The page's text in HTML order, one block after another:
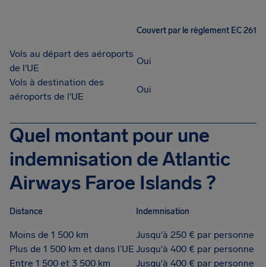
Couvert par le règlement EC 261
Vols au départ des aéroports
de l'UE
Oui
Vols à destination des
aéroports de l'UE
Oui
Quel montant pour une
indemnisation de Atlantic
Airways Faroe Islands ?
Distance Indemnisation
Moins de 1 500 km
Jusqu'à 250 € par personne
Plus de 1 500 km et dans l’UE Jusqu'à 400 € par personne
Entre 1 500 et 3 500 km
Jusqu'à 400 € par personne